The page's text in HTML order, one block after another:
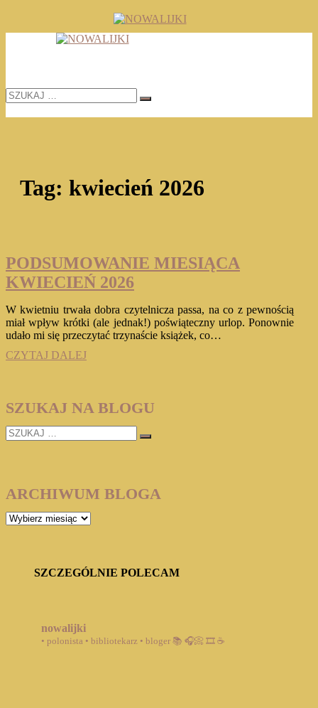
content
TOMASZ RADOCHOŃSKI PISZE O KSIĄŻKACH
SZUKAJ
…
Tag: kwiecień 2026
PODSUMOWANIE MIESIĄCA
KWIECIEŃ 2026
W kwietniu trwała dobra czytelnicza passa, na co z pewnością
miał wpływ krótki (ale jednak!) poświąteczny urlop. Ponownie
udało mi się przeczytać trzynaście książek, co…
CZYTAJ DALEJPODSUMOWANIE
SZUKAJ NA BLOGU
SZUKAJ
…
ARCHIWUM BLOGA
ARCHIWUM
SZCZEGÓLNIE POLECAM
nowalijki
• polonista • bibliotekarz • bloger 📚 🎧📀 🎞️ ☕️